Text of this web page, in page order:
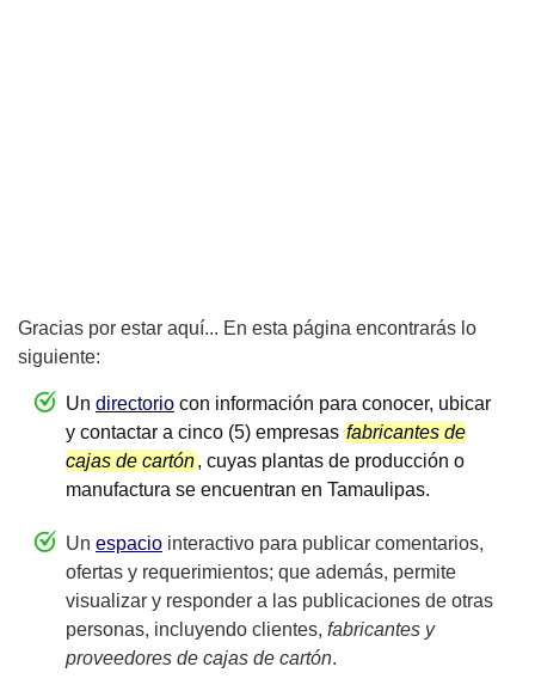
Gracias por estar aquí... En esta página encontrarás lo
siguiente:
Un directorio con información para conocer, ubicar
y contactar a cinco (5) empresas fabricantes de
cajas de cartón, cuyas plantas de producción o
manufactura se encuentran en Tamaulipas.
Un espacio interactivo para publicar comentarios,
ofertas y requerimientos; que además, permite
visualizar y responder a las publicaciones de otras
personas, incluyendo clientes, fabricantes y
proveedores de cajas de cartón.